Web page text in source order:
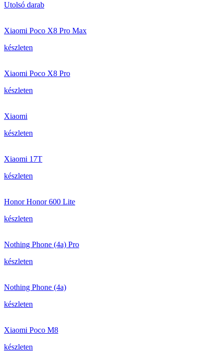
Utolsó darab
Xiaomi Poco X8 Pro Max
készleten
Xiaomi Poco X8 Pro
készleten
Xiaomi
készleten
Xiaomi 17T
készleten
Honor Honor 600 Lite
készleten
Nothing Phone (4a) Pro
készleten
Nothing Phone (4a)
készleten
Xiaomi Poco M8
készleten